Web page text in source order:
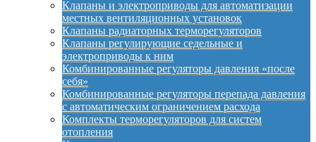
Клапаны и электроприводы для автоматизации
местных вентиляционных установок
Клапаны радиаторных терморегуляторов
Клапаны регулирующие седельные и
электроприводы к ним
Комбинированные регуляторы давления «после
себя»
Комбинированные регуляторы перепада давления
с автоматическим ограничением расхода
Комплекты терморегуляторов для систем
отопления